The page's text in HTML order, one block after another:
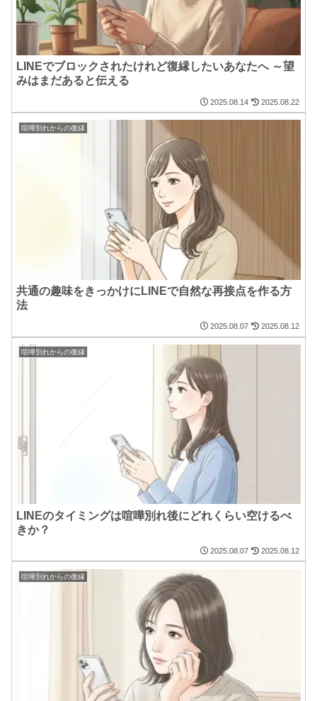
LINEでブロックされたけれど復縁したいあなたへ ～望
みはまだあると伝える
2025.08.14 2025.08.22
喧嘩別れからの復縁
共通の趣味をきっかけにLINEで自然な再接点を作る方
法
2025.08.07 2025.08.12
喧嘩別れからの復縁
LINEのタイミングは喧嘩別れ後にどれくらい空けるべ
きか？
2025.08.07 2025.08.12
喧嘩別れからの復縁